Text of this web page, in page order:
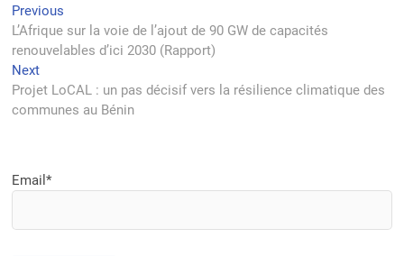
Navigation
de
l’article
Previous
post:
L’Afrique sur la voie de l’ajout de 90 GW de capacités
renouvelables d’ici 2030 (Rapport)
NextNext
post:
Projet LoCAL : un pas décisif vers la résilience climatique des
communes au Bénin
Email*